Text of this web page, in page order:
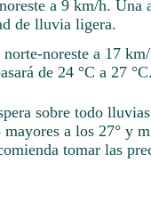
a 9 km/h. Una
de lluvia ligera.
noreste a 17
de 24 °C a 27 °C.
sobre todo
a los 27° y
tomar las